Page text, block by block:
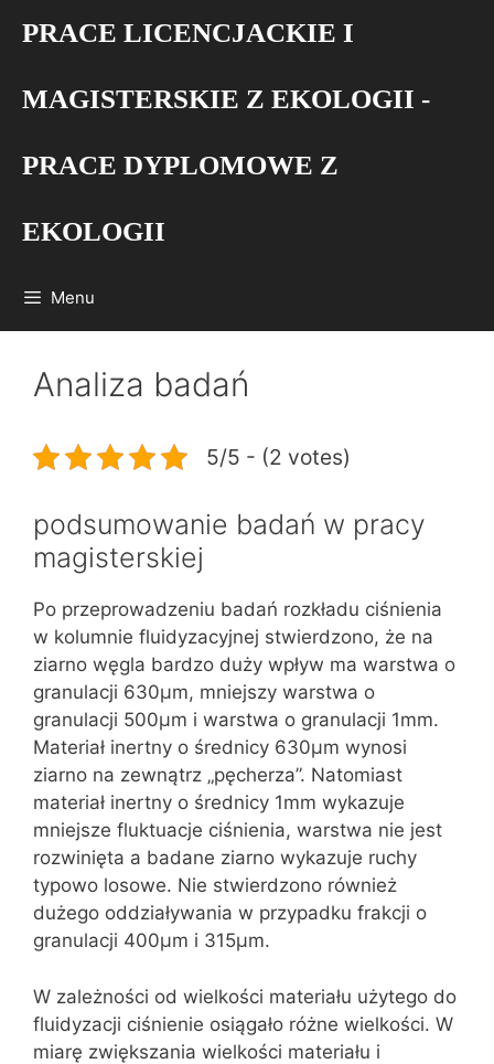
PRACE LICENCJACKIE I
MAGISTERSKIE Z EKOLOGII -
PRACE DYPLOMOWE Z
EKOLOGII
Menu
Analiza badań
5/5 - (2 votes)
podsumowanie badań w pracy
magisterskiej
Po przeprowadzeniu badań rozkładu ciśnienia
w kolumnie fluidyzacyjnej stwierdzono, że na
ziarno węgla bardzo duży wpływ ma warstwa o
granulacji 630μm, mniejszy warstwa o
granulacji 500μm i warstwa o granulacji 1mm.
Materiał inertny o średnicy 630μm wynosi
ziarno na zewnątrz „pęcherza”. Natomiast
materiał inertny o średnicy 1mm wykazuje
mniejsze fluktuacje ciśnienia, warstwa nie jest
rozwinięta a badane ziarno wykazuje ruchy
typowo losowe. Nie stwierdzono również
dużego oddziaływania w przypadku frakcji o
granulacji 400μm i 315μm.
W zależności od wielkości materiału użytego do
fluidyzacji ciśnienie osiągało różne wielkości. W
miarę zwiększania wielkości materiału i